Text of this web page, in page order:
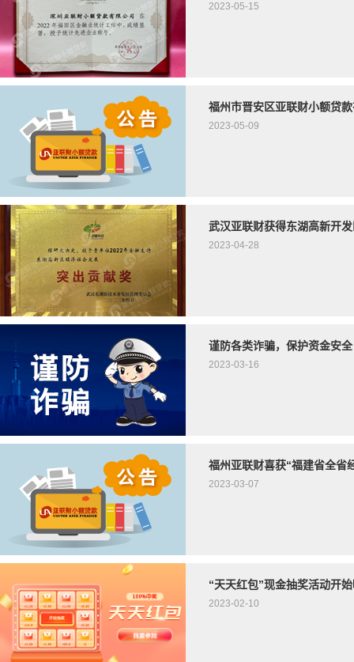
2023-05-15
福州市晋安区亚联财小额贷
2023-05-09
武汉亚联财获得东湖高新开
2023-04-28
谨防各类诈骗，保护资金安全
2023-03-16
福州亚联财喜获“福建省全省
2023-03-07
“天天红包”现金抽奖活动开
2023-02-10